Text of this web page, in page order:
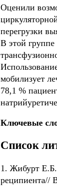
Оценили
перегрузки
В этой
мобилизует
78,1 %
Ключевые
Список
1. Жибурт
реципиента//